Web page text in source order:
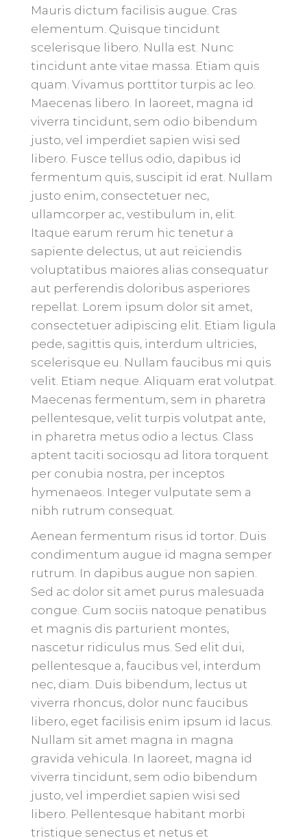
Mauris dictum facilisis augue. Cras
elementum. Quisque tincidunt
scelerisque libero. Nulla est. Nunc
tincidunt ante vitae massa. Etiam quis
quam. Vivamus porttitor turpis ac leo.
Maecenas libero. In laoreet, magna id
viverra tincidunt, sem odio bibendum
justo, vel imperdiet sapien wisi sed
libero. Fusce tellus odio, dapibus id
fermentum quis, suscipit id erat. Nullam
justo enim, consectetuer nec,
ullamcorper ac, vestibulum in, elit.
Itaque earum rerum hic tenetur a
sapiente delectus, ut aut reiciendis
voluptatibus maiores alias consequatur
aut perferendis doloribus asperiores
repellat. Lorem ipsum dolor sit amet,
consectetuer adipiscing elit. Etiam ligula
pede, sagittis quis, interdum ultricies,
scelerisque eu. Nullam faucibus mi quis
velit. Etiam neque. Aliquam erat volutpat.
Maecenas fermentum, sem in pharetra
pellentesque, velit turpis volutpat ante,
in pharetra metus odio a lectus. Class
aptent taciti sociosqu ad litora torquent
per conubia nostra, per inceptos
hymenaeos. Integer vulputate sem a
nibh rutrum consequat.
Aenean fermentum risus id tortor. Duis
condimentum augue id magna semper
rutrum. In dapibus augue non sapien.
Sed ac dolor sit amet purus malesuada
congue. Cum sociis natoque penatibus
et magnis dis parturient montes,
nascetur ridiculus mus. Sed elit dui,
pellentesque a, faucibus vel, interdum
nec, diam. Duis bibendum, lectus ut
viverra rhoncus, dolor nunc faucibus
libero, eget facilisis enim ipsum id lacus.
Nullam sit amet magna in magna
gravida vehicula. In laoreet, magna id
viverra tincidunt, sem odio bibendum
justo, vel imperdiet sapien wisi sed
libero. Pellentesque habitant morbi
tristique senectus et netus et